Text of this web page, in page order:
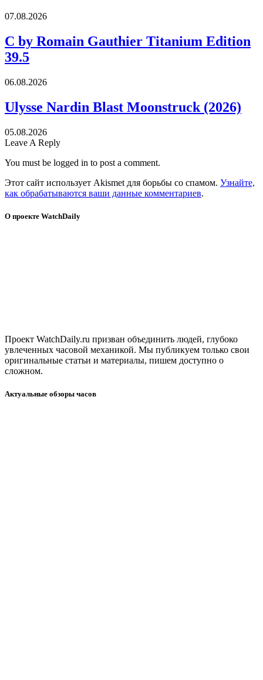
07.08.2026
C by Romain Gauthier Titanium Edition
39.5
06.08.2026
Ulysse Nardin Blast Moonstruck (2026)
05.08.2026
Leave A Reply
You must be logged in to post a comment.
Этот сайт использует Akismet для борьбы со спамом. Узнайте,
как обрабатываются ваши данные комментариев.
О проекте WatchDaily
Проект WatchDaily.ru призван объединить людей, глубоко
увлеченных часовой механикой. Мы публикуем только свои
оригинальные статьи и материалы, пишем доступно о
сложном.
Актуальные обзоры часов